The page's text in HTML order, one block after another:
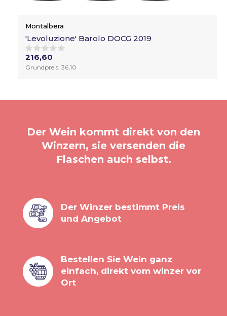
Montalbera
'Levoluzione' Barolo DOCG 2019
216,60
Grundpreis: 36,10
Der Wein kommt direkt von den
Winzern, sie versenden die
Flaschen auch selbst.
Der Winzer bestimmt Preis
und Angebot
Bestellen Sie Wein ganz
einfach, direkt vom winzer vor
Ort